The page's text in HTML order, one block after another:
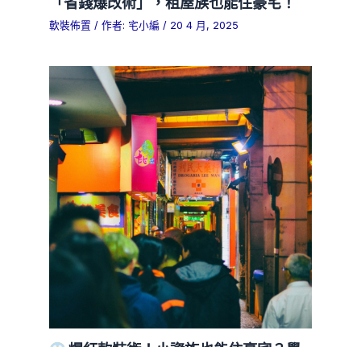
軟裝佈置 / 作者: 宅小編 / 20 4 月, 2025